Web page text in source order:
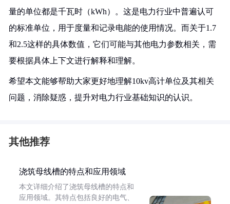
量的单位都是千瓦时（kWh）。这是电力行业中普遍认可
的标准单位，用于度量和记录电能的使用情况。而关于1.7
和2.5这样的具体数值，它们可能与其他电力参数相关，需
要根据具体上下文进行解释和理解。
希望本文能够帮助大家更好地理解10kv高计单位及其相关
问题，消除疑惑，提升对电力行业基础知识的认识。
其他推荐
浇筑母线槽的特点和应用领域
本文详细介绍了浇筑母线槽的特点和
应用领域。其特点包括良好的电气、